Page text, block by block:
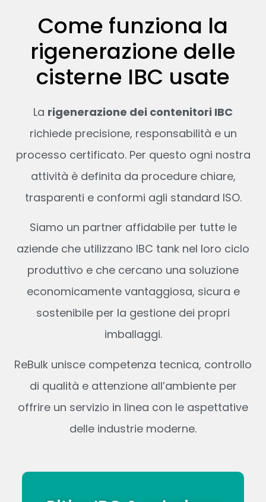
Come funziona la
rigenerazione delle
cisterne IBC usate
La rigenerazione dei contenitori IBC
richiede precisione, responsabilità e un
processo certificato. Per questo ogni nostra
attività è definita da procedure chiare,
trasparenti e conformi agli standard ISO.
Siamo un partner affidabile per tutte le
aziende che utilizzano IBC tank nel loro ciclo
produttivo e che cercano una soluzione
economicamente vantaggiosa, sicura e
sostenibile per la gestione dei propri
imballaggi.
ReBulk unisce competenza tecnica, controllo
di qualità e attenzione all’ambiente per
offrire un servizio in linea con le aspettative
delle industrie moderne.